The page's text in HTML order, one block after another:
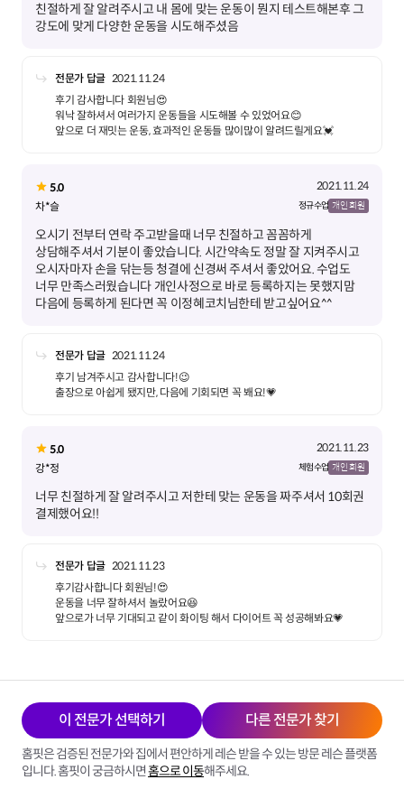
친절하게 잘 알려주시고 내 몸에 맞는 운동이 뭔지 테스트해본후 그
강도에 맞게 다양한 운동을 시도해주셨음
전문가 답글 2021.11.24
후기 감사합니다 회원님😍
워낙 잘하셔서 여러가지 운동들을 시도해볼 수 있었어요😊
앞으로 더 재밋는 운동, 효과적인 운동들 많이많이 알려드릴게요💓
5.0
2021.11.24
차*슬
정규 수업 개인 회원
오시기 전부터 연락 주고받을때 너무 친절하고 꼼꼼하게
상담해주셔서 기분이 좋았습니다. 시간약속도 정말 잘 지켜주시고
오시자마자 손을 닦는등 청결에 신경써 주셔서 좋았어요. 수업도
너무 만족스러웠습니다 개인사정으로 바로 등록하지는 못했지맘
다음에 등록하게 된다면 꼭 이정혜코치님한테 받고싶어요^^
전문가 답글 2021.11.24
후기 남겨주시고 감사합니다!😉
출장으로 아쉽게 됐지만, 다음에 기회되면 꼭 봬요!💗
5.0
2021.11.23
강*정
체험 수업 개인 회원
너무 친절하게 잘 알려주시고 저한테 맞는 운동을 짜주셔서 10회권
결제했어요!!
전문가 답글 2021.11.23
후기감사합니다 회원님!😍
운동을 너무 잘하셔서 놀랐어요😆
이 전문가 선택하기 다른 전문가 찾기
홈핏은 검증된 전문가와 집에서 편안하게 레슨 받을 수 있는 방문 레슨 플랫폼
입니다. 홈핏이 궁금하시면홈으로 이동해주세요.